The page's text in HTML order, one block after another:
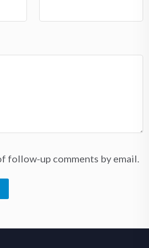
follow-up comments by email.